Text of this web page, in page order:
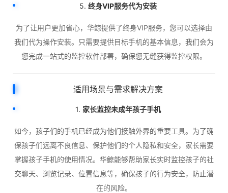
5. 终身VIP服务代为安装
为了让用户更加省心，华鲸提供了终身VIP服务，您可以选择由
我们代为操作安装。只需要提供目标手机的基本信息，我们会为
您完成一站式的监控软件部署，确保您无缝获得监控权限。
适用场景与需求解决方案
1. 家长监控未成年孩子手机
如今，孩子们的手机已经成为他们接触外界的重要工具。为了确
保孩子们远离不良信息、保护他们的个人隐私和安全，家长需要
掌握孩子手机的使用情况。华鲸能够帮助家长实时监控孩子的社
交聊天、浏览记录、位置信息等，确保孩子的行为安全，防止潜
在的风险。